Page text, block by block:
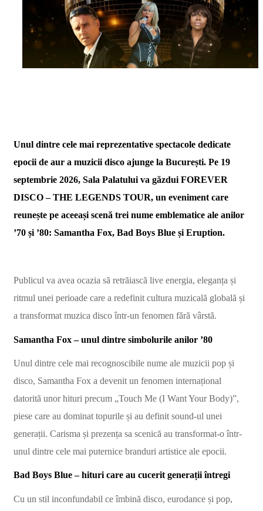
Unul dintre cele mai reprezentative spectacole dedicate
epocii de aur a muzicii disco ajunge la București. Pe 19
septembrie 2026, Sala Palatului va găzdui FOREVER
DISCO – THE LEGENDS TOUR, un eveniment care
reunește pe aceeași scenă trei nume emblematice ale anilor
’70 și ’80: Samantha Fox, Bad Boys Blue și Eruption.
Publicul va avea ocazia să retrăiască live energia, eleganța și
ritmul unei perioade care a redefinit cultura muzicală globală și
a transformat muzica disco într-un fenomen fără vârstă.
Samantha Fox – unul dintre simbolurile anilor ’80
Unul dintre cele mai recognoscibile nume ale muzicii pop și
disco, Samantha Fox a devenit un fenomen internațional
datorită unor hituri precum „Touch Me (I Want Your Body)”,
piese care au dominat topurile și au definit sound-ul unei
generații. Carisma și prezența sa scenică au transformat-o într-
unul dintre cele mai puternice branduri artistice ale epocii.
Bad Boys Blue – hituri care au cucerit generații întregi
Cu un stil inconfundabil ce îmbină disco, eurodance și pop,